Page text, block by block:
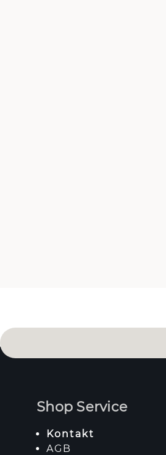
Shop Service
Kontakt
AGB